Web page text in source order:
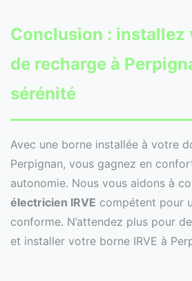
Conclusion : installez
de recharge à
sérénité
Avec une borne installée à votre
Perpignan, vous gagnez en
autonomie. Nous vous aidons à
électricien IRVE compétent pour
conforme. N’attendez plus pour
et installer votre borne IRVE à